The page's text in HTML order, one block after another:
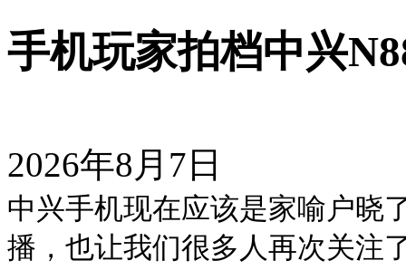
手机玩家拍档中兴
2026年8月7日
中兴手机现在应该是家喻户晓
播，也让我们很多人再次关注